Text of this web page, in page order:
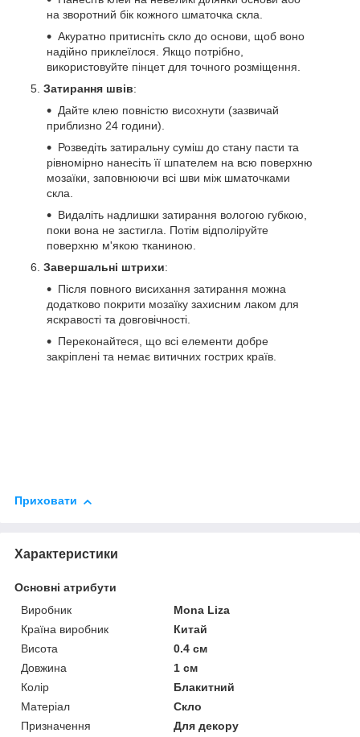
на зворотний бік кожного шматочка скла.
Акуратно притисніть скло до основи, щоб воно
надійно приклеїлося. Якщо потрібно,
використовуйте пінцет для точного розміщення.
Затирання швів:
Дайте клею повністю висохнути (зазвичай
приблизно 24 години).
Розведіть затиральну суміш до стану пасти та
рівномірно нанесіть її шпателем на всю поверхню
мозаїки, заповнюючи всі шви між шматочками
скла.
Видаліть надлишки затирання вологою губкою,
поки вона не застигла. Потім відполіруйте
поверхню м'якою тканиною.
Завершальні штрихи:
Після повного висихання затирання можна
додатково покрити мозаїку захисним лаком для
яскравості та довговічності.
Переконайтеся, що всі елементи добре
закріплені та немає витичних гострих країв.
Приховати
Характеристики
Основні атрибути
Виробник
Mona Liza
Країна виробник
Китай
Висота
0.4 см
Довжина
1 см
Колір
Блакитний
Матеріал
Скло
Призначення
Для декору